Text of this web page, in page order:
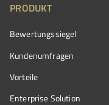
PRODUKT
Bewertungssiegel
Kundenumfragen
Vorteile
Enterprise Solution